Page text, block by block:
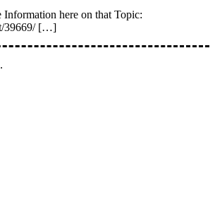
here on that Topic:
39669/ […]